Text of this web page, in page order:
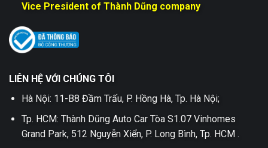
Vice President of Thành Dũng company
LIÊN HỆ VỚI CHÚNG TÔI
Hà Nội: 11-B8 Đầm Trấu, P. Hồng Hà, Tp. Hà Nội;
Tp. HCM: Thành Dũng Auto Car Tòa S1.07 Vinhomes
Grand Park, 512 Nguyễn Xiển, P. Long Bình, Tp. HCM .